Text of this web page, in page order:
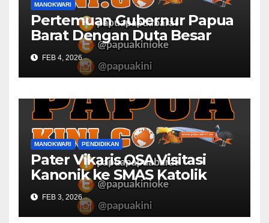
MANOKWARI
Pertemuan Gubernur Papua
Barat Dengan Duta Besar
Inggris Berbuah Manis
FEB 4, 2026
MANOKWARI PENDIDIKAN
Pater Vikaris OSA Visitasi
Kanonik ke SMAS Katolik
Villanova Manokwari
FEB 3, 2026